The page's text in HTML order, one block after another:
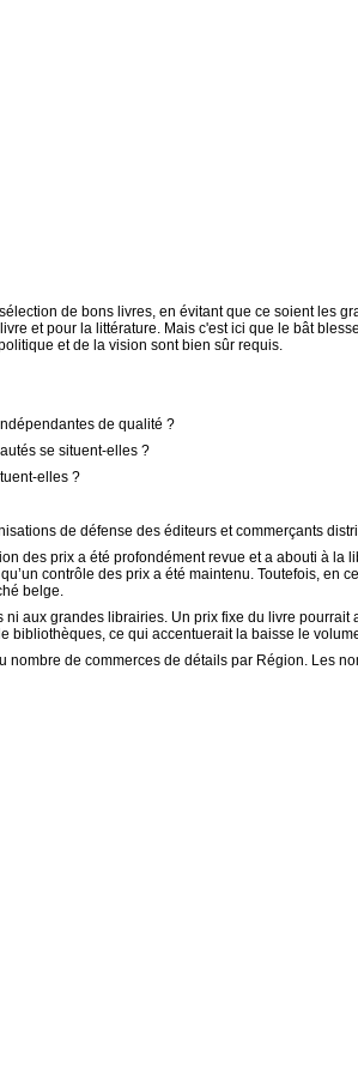
de bons livres, en évitant que ce soient les
et pour la littérature. Mais c'est ici que le bât
et de la vision sont bien sûr requis.
de qualité ?
se situent-elles ?
elles ?
de défense des éditeurs et commerçants
des prix a été profondément revue et a abouti à la
contrôle des prix a été maintenu. Toutefois, en
belge.
aux grandes librairies. Un prix fixe du livre
bibliothèques, ce qui accentuerait la baisse le
de commerces de détails par Région. Les